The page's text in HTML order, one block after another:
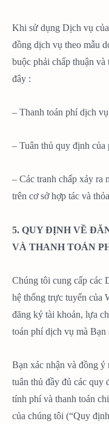
Khi sử dụng Dịch vụ
đồng dịch vụ theo mẫu
buộc phải chấp thuận
đây :
– Thanh toán phí dịch
– Tuân thủ quy định của
– Các tranh chấp xảy ra
trên cơ sở hợp tác và
5. QUY ĐỊNH VỀ
VÀ THANH TOÁN
Chúng tôi cung cấp các
hệ thống trực tuyến của
đăng ký tài khoản, lựa
toán phí dịch vụ mà
Bạn xác nhận và đồng ý
tuân thủ đầy đủ các quy
tính phí và thanh toán
của chúng tôi (“Quy